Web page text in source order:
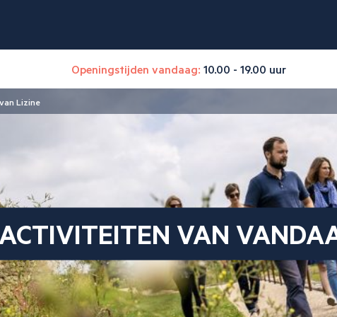
Openingstijden vandaag: 10.00 - 19.00 uur
Lizine
ACTIVITEITEN VAN